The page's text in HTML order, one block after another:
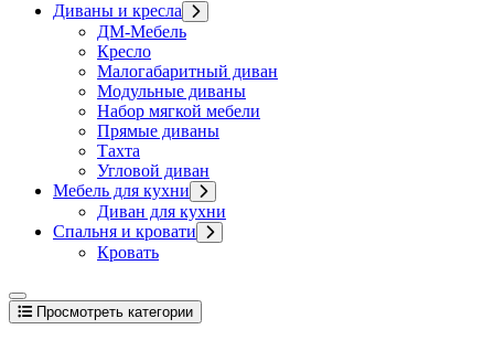
Диваны и кресла
ДМ-Мебель
Кресло
Малогабаритный диван
Модульные диваны
Набор мягкой мебели
Прямые диваны
Тахта
Угловой диван
Мебель для кухни
Диван для кухни
Спальня и кровати
Кровать
Просмотреть категории